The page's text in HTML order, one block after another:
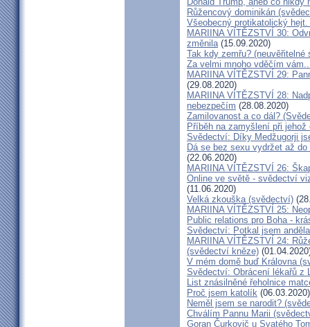
Růžencový dominikán
Všeobecný protikatolický
MARIINA VÍTĚZSTVÍ 30:
změnila(15.09.2020)
Tak kdy zemřu?
Za velmi mnoho vděčím
MARIINA VÍTĚZSTVÍ 29:
(29.08.2020)
MARIINA VÍTĚZSTVÍ 28:
nebezpečím (28.08.2020)
Zamilovanost a co dál?
Příběh na zamyšlení při
Svědectví: Díky Medžugorji
Dá se bez sexu vydržet až
(22.06.2020)
MARIINA VÍTĚZSTVÍ 26:
Online ve světě - svědectví
(11.06.2020)
Velká zkouška (svědectví)
MARIINA VÍTĚZSTVÍ 25:
Public relations pro Boha -
Svědectví: Potkal jsem anděla
MARIINA VÍTĚZSTVÍ 24:
(svědectví kněze)
V mém domě buď Královna
Svědectví: Obrácení lékařů z
List znásilněné řeholnice
Proč jsem katolík (06.03.2020)
Neměl jsem se narodit?
Chválím Pannu Marii
Goran Čurkovič u Svatého